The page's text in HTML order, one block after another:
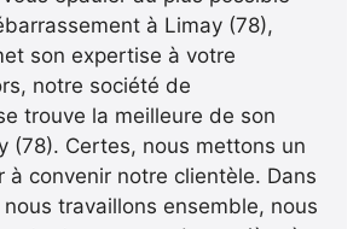
à Limay (78),
son expertise à votre
notre société de
trouve la meilleure de son
(78). Certes, nous mettons un
à convenir notre clientèle. Dans
nous travaillons ensemble, nous